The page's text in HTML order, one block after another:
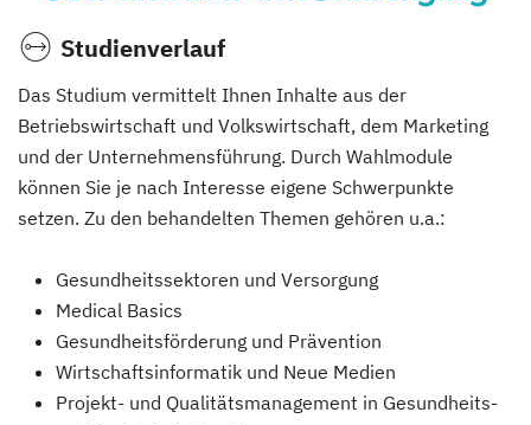
Studienverlauf
Das Studium vermittelt Ihnen Inhalte aus der
Betriebswirtschaft und Volkswirtschaft, dem Marketing
und der Unternehmensführung. Durch Wahlmodule
können Sie je nach Interesse eigene Schwerpunkte
setzen. Zu den behandelten Themen gehören u.a.:
Gesundheitssektoren und Versorgung
Medical Basics
Gesundheitsförderung und Prävention
Wirtschaftsinformatik und Neue Medien
Projekt- und Qualitätsmanagement in Gesundheits-